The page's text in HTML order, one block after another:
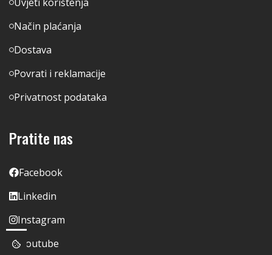
Način plaćanja
Dostava
Povrati i reklamacije
Privatnost podataka
Pratite nas
Facebook
Linkedin
Instagram
Youtube